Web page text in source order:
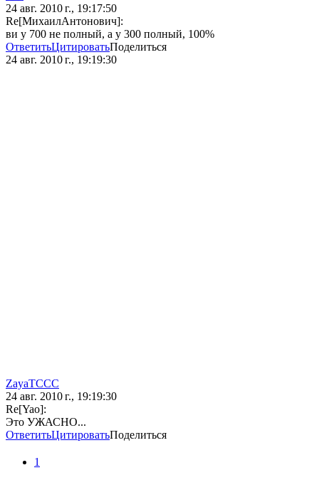
24 авг. 2010 г., 19:17:50
Re[МихаилАнтонович]:
ви у 700 не полный, а у 300 полный, 100%
ОтветитьЦитироватьПоделиться
24 авг. 2010 г., 19:19:30
ZayaTCCC
24 авг. 2010 г., 19:19:30
Re[Yao]:
Это УЖАСНО...
ОтветитьЦитироватьПоделиться
1